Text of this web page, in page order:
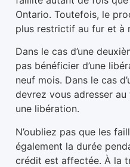
Ontario. Toutefois, le
plus restrictif au fur et à
Dans le cas d’une
pas bénéficier d’une
neuf mois. Dans le cas
devrez vous adresser
une libération.
N’oubliez pas que les
également la durée
crédit est affectée. À la